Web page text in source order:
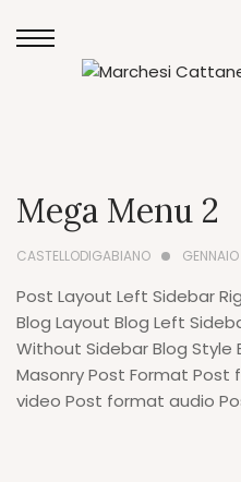
Mega Menu 2
CASTELLODIGABIANO
Post Layout Left Sidebar
Blog Layout Blog Left
Without Sidebar Blog Style
Masonry Post Format
video Post format audio